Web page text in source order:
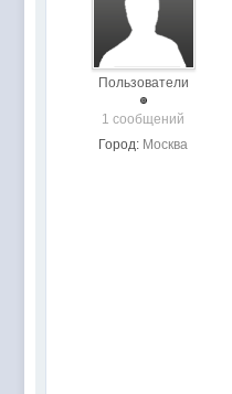
Пользователи
1 сообщений
Город: Москва